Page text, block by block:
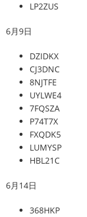
LP2ZUS
6月9日
DZIDKX
CJ3DNC
8NJTFE
UYLWE4
7FQSZA
P74T7X
FXQDK5
LUMYSP
HBL21C
6月14日
368HKP